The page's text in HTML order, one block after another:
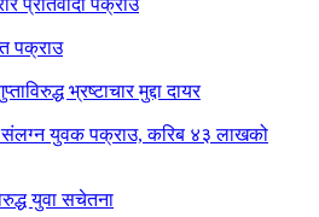
प्रतिवादी पक्राउ
पक्राउ
भ्रष्टाचार मुद्दा दायर
संलग्न युवक पक्राउ, करिब ४३ लाखको
युवा सचेतना